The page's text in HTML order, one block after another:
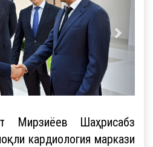
Мирзиёев Шаҳрисабз
кардиология маркази